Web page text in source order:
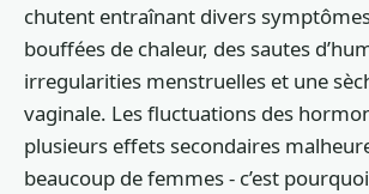
chutent entraînant divers
bouffées de chaleur, des sautes
irregularities menstruelles et une
vaginale. Les fluctuations des
plusieurs effets secondaires
beaucoup de femmes - c’est